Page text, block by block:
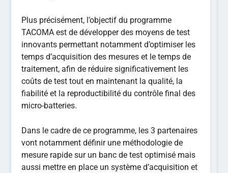
Plus précisément, l’objectif du programme
TACOMA est de développer des moyens de test
innovants permettant notamment d’optimiser les
temps d’acquisition des mesures et le temps de
traitement, afin de réduire significativement les
coûts de test tout en maintenant la qualité, la
fiabilité et la reproductibilité du contrôle final des
micro-batteries.
Dans le cadre de ce programme, les 3 partenaires
vont notamment définir une méthodologie de
mesure rapide sur un banc de test optimisé mais
aussi mettre en place un système d’acquisition et